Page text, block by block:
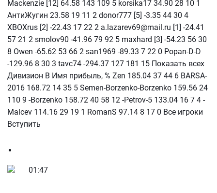
Mackenzie [12] 64.58 143 109 5 korsika17 34.90 28 10 1
АнтиЖугин 23.58 19 11 2 donor777 [5] -3.35 44 30 4
XBOXrus [2] -22.43 17 22 2 a.lazarev69@mail.ru [1] -24.41
57 21 2 smolov90 -41.96 79 92 5 maxhard [3] -54.23 56 30
8 Owen -65.62 53 66 2 san1969 -89.33 7 22 0 Popan-D-D
-129.96 8 30 3 tavc74 -294.37 127 181 15 Показать всех
Дивизион В Имя прибыль, % Zen 185.04 37 44 6 BARSA-
2016 168.72 14 35 5 Semen-Borzenko-Borzenko 159.56 24
110 9 -Borzenko 158.72 40 58 12 -Petrov-5 133.04 16 7 4 -
Malcev 114.16 29 19 1 RomanS 97.14 8 17 0 Все игроки
Вступить
01:47